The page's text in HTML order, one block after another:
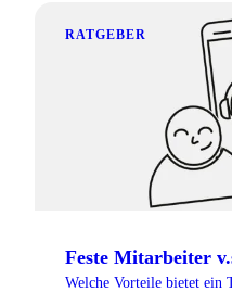
RATGEBER
Feste Mitarbeiter
Welche Vorteile bietet ein